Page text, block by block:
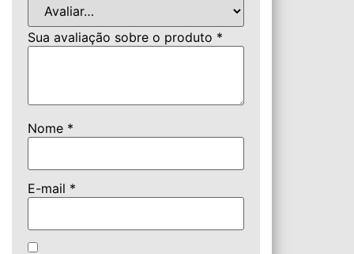
Sua avaliação sobre o produto *
Nome *
E-mail *